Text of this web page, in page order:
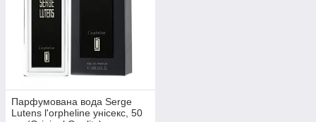
Парфумована вода Serge
Lutens l'orpheline унісекс, 50